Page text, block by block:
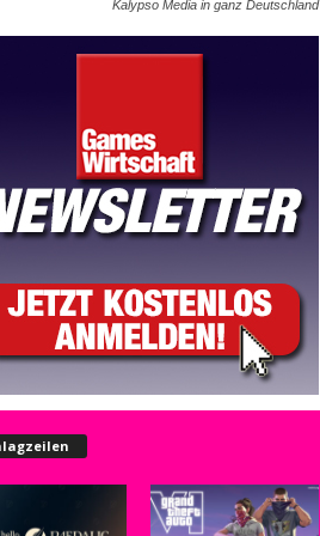
Kalypso Media in ganz Deutschland